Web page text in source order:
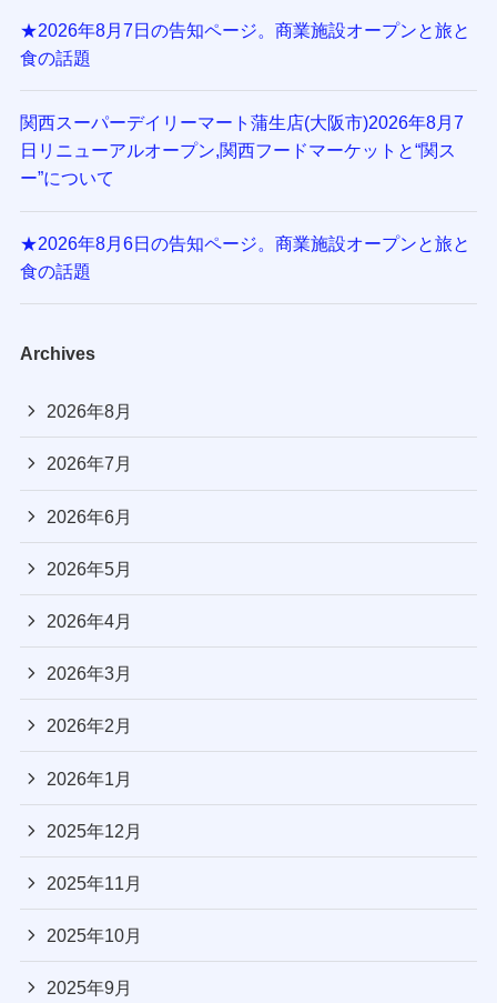
★2026年8月7日の告知ページ。商業施設オープンと旅と
食の話題
関西スーパーデイリーマート蒲生店(大阪市)2026年8月7
日リニューアルオープン,関西フードマーケットと“関ス
ー”について
★2026年8月6日の告知ページ。商業施設オープンと旅と
食の話題
Archives
2026年8月
2026年7月
2026年6月
2026年5月
2026年4月
2026年3月
2026年2月
2026年1月
2025年12月
2025年11月
2025年10月
2025年9月